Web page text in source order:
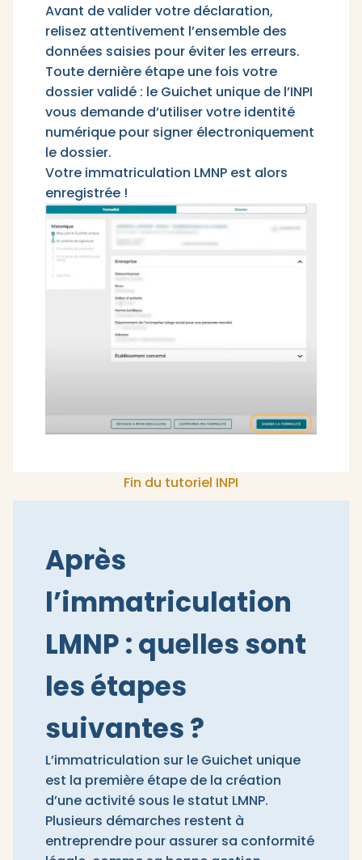
Avant de valider votre déclaration,
relisez attentivement l’ensemble des
données saisies pour éviter les erreurs.
Toute dernière étape une fois votre
dossier validé : le Guichet unique de l’INPI
vous demande d’utiliser votre identité
numérique pour signer électroniquement
le dossier.​
Votre immatriculation LMNP est alors
enregistrée !
Fin du tutoriel INPI
Après
l’immatriculation
LMNP : quelles sont
les étapes
suivantes ?
L’immatriculation sur le Guichet unique
est la première étape de la création
d’une activité sous le statut LMNP.
Plusieurs démarches restent à
entreprendre pour assurer sa conformité